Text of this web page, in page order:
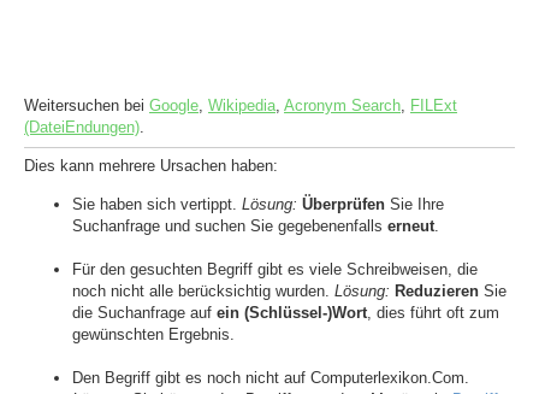
Weitersuchen bei Google, Wikipedia, Acronym Search, FILExt
(DateiEndungen).
Dies kann mehrere Ursachen haben:
Sie haben sich vertippt. Lösung: Überprüfen Sie Ihre
Suchanfrage und suchen Sie gegebenenfalls erneut
Für den gesuchten Begriff gibt es viele Schreibweisen, die
noch nicht alle berücksichtig wurden. Lösung: Reduzieren Sie
die Suchanfrage auf ein (Schlüssel-)Wort , dies führt oft zum
gewünschten Ergebnis.
Den Begriff gibt es noch nicht auf Computerlexikon.Com.